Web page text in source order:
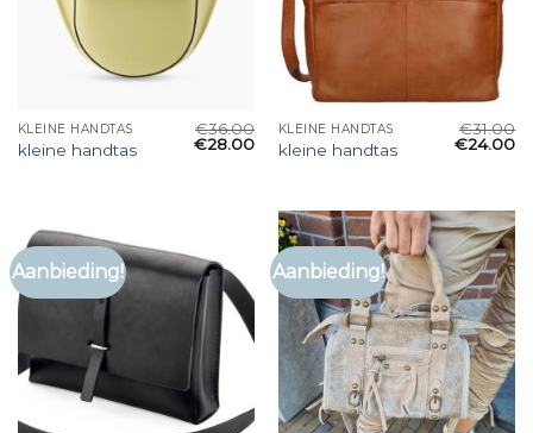
KLEINE HANDTAS
kleine handtas
€36.00
€28.00
KLEINE HANDTAS
kleine handtas
€31.00
€24.00
Aanbieding! Aanbieding!